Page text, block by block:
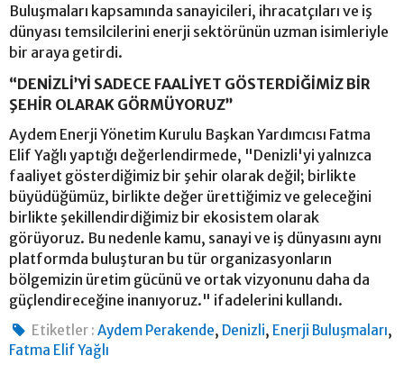
Buluşmaları kapsamında sanayicileri, ihracatçıları ve iş
dünyası temsilcilerini enerji sektörünün uzman isimleriyle
bir araya getirdi.
“DENİZLİ’Yİ SADECE FAALİYET GÖSTERDİĞİMİZ BİR
ŞEHİR OLARAK GÖRMÜYORUZ”
Aydem Enerji Yönetim Kurulu Başkan Yardımcısı Fatma
Elif Yağlı yaptığı değerlendirmede, "Denizli'yi yalnızca
faaliyet gösterdiğimiz bir şehir olarak değil; birlikte
büyüdüğümüz, birlikte değer ürettiğimiz ve geleceğini
birlikte şekillendirdiğimiz bir ekosistem olarak
görüyoruz. Bu nedenle kamu, sanayi ve iş dünyasını aynı
platformda buluşturan bu tür organizasyonların
bölgemizin üretim gücünü ve ortak vizyonunu daha da
güçlendireceğine inanıyoruz." ifadelerini kullandı.
Etiketler : Aydem Perakende, Denizli, Enerji Buluşmaları,
Fatma Elif Yağlı